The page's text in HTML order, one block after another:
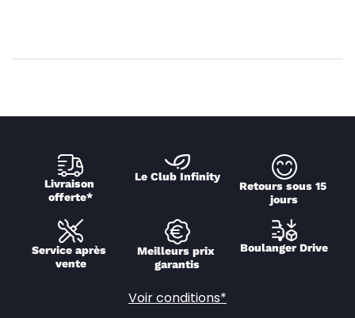
Livraison
offerte*
Le Club Infinity
Retours sous 15
jours
Service après
vente
Meilleurs prix
garantis
Boulanger Drive
Voir conditions*